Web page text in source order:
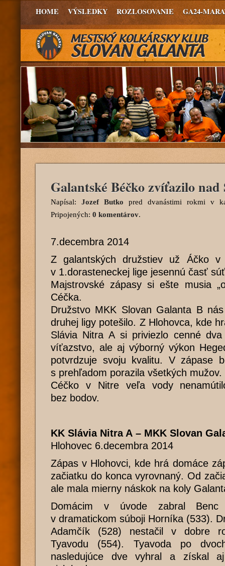
HOME VÝSLEDKY ROZLOSOVANIE GA24-
Galantské Béčko zvíťazilo
Napísal: Jozef Butko pred dvanástimi rokmi v
Pripojených: 0 komentárov.
7.decembra 2014
Z galantských družstiev už Áčko v
v 1.dorasteneckej lige jesennú časť
Majstrovské zápasy si ešte musia
Céčka.
Družstvo MKK Slovan Galanta B
druhej ligy potešilo. Z Hlohovca, kde
Slávia Nitra A si priviezlo cenné
víťazstvo, ale aj výborný výkon
potvrdzuje svoju kvalitu. V zápase
s prehľadom porazila všetkých mužov.
Céčko v Nitre veľa vody
bez bodov.
KK Slávia Nitra A – MKK Slovan
Hlohovec 6.decembra 2014
Zápas v Hlohovci, kde hrá domáce
začiatku do konca vyrovnaný. Od
ale mala mierny náskok na koly
Domácim v úvode zabral
v dramatickom súboji Horníka (533).
Adamčík (528) nestačil v dobre
Tyavodu (554). Tyavoda po
nasledujúce dve vyhral a získal